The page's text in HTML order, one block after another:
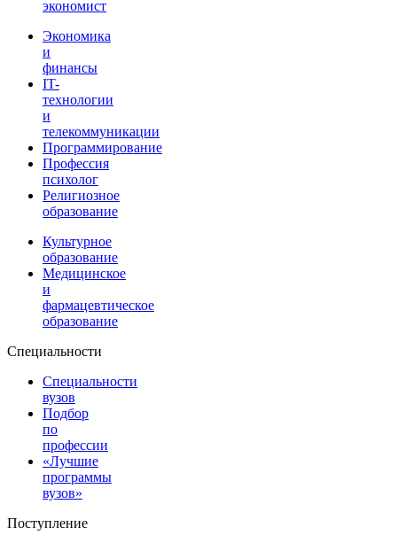
экономист
Экономика
и
финансы
IT-
технологии
и
телекоммуникации
Программирование
Профессия
психолог
Религиозное
образование
Культурное
образование
Медицинское
и
фармацевтическое
образование
Специальности
Специальности
вузов
Подбор
по
профессии
«Лучшие
программы
вузов»
Поступление